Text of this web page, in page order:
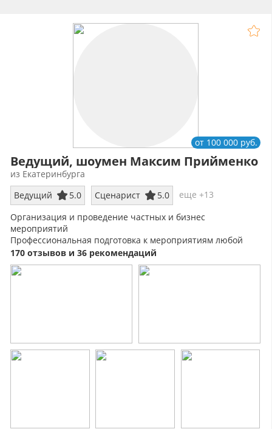
Ведущий, шоумен Максим Прийменко
от 100 000 руб.
из Екатеринбурга
Ведущий
5.0 Сценарист 5.0
еще +13
Организация и проведение частных и бизнес
мероприятий
Профессиональная подготовка к мероприятиям любой
сложности
От камерных до городских, музыкальных и спортивных
праздников
170 отзывов и 36 рекомендаций